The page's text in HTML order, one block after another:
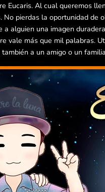
Eucaris. Al cual queremos
pierdas la oportunidad de
alguien una imagen
vale más que mil palabras.
a un amigo o un